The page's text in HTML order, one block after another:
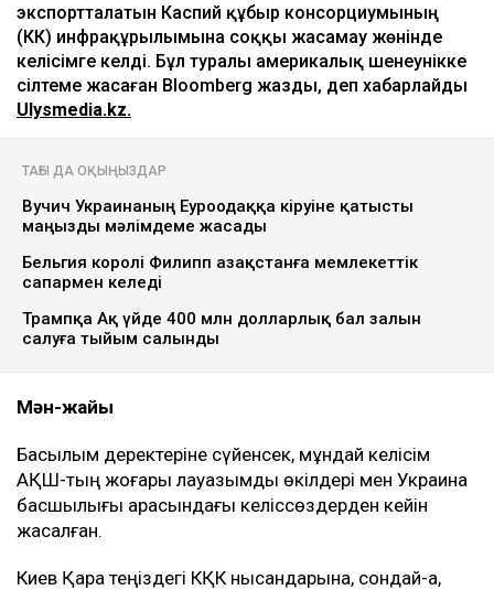
экспортталатын Каспий құбыр консорциумының
(КҚК) инфрақұрылымына соққы жасамау жөнінде
келісімге келді. Бұл туралы америкалық шенеунікке
сілтеме жасаған Bloomberg жазды, деп хабарлайды
Ulysmedia.kz.
ТАҒЫ ДА ОҚЫҢЫЗДАР
Вучич Украинаның Еуроодаққа кіруіне қатысты
маңызды мәлімдеме жасады
Бельгия королі Филипп Қазақстанға мемлекеттік
сапармен келеді
Трампқа Ақ үйде 400 млн долларлық бал залын
салуға тыйым салынды
Мән-жайы
Басылым деректеріне сүйенсек, мұндай келісім
АҚШ-тың жоғары лауазымды өкілдері мен Украина
басшылығы арасындағы келіссөздерден кейін
жасалған.
Киев Қара теңіздегі КҚК нысандарына, сондай-ақ,